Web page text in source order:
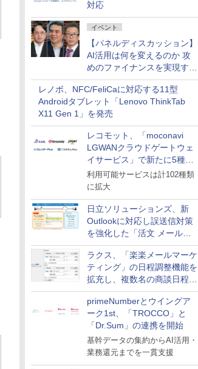
対応
イベント
【パネルディスカッション】
AI活用は何を変えるのか 攻
めのファイナンスを実現する
業務設計とマインドセット変
革
レノボ、NFC/FeliCaに対応する11型
Androidタブレット「Lenovo ThinkTab
X11 Gen 1」を発売
レコモット、「moconavi
LGWANクラウドゲートウェ
イサービス」で新たに5種類
のサービスと連携開始
利用可能サービスは計102種類
に拡大
日立ソリューションズ、新
Outlookに対応し誤送信対策
を強化した「活文 メール誤
送信防止アドインサービス」
を提供
ラクス、「楽楽メールマーケ
ティング」の日程調整機能を
拡充し、複数名の商談日程調
整を効率化
primeNumberとウイングア
ーク1st、「TROCCO」と
「Dr.Sum」の連携を開始
基幹データの集約からAI活用・
業務還元までを一貫支援